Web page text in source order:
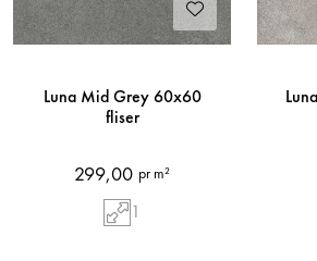
Luna Mid Grey 60x60
fliser
299,00 pr m²
1